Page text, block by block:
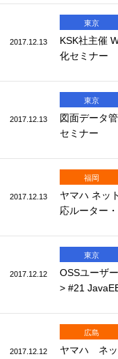
2017.12.13
東京
KSK社主催
化セミナー
2017.12.13
東京
図面データ
セミナー
2017.12.13
福岡
ヤマハ ネッ
応ルーター
2017.12.12
東京
OSSユーザ
> #21
2017.12.12
広島
ヤマハ ネッ